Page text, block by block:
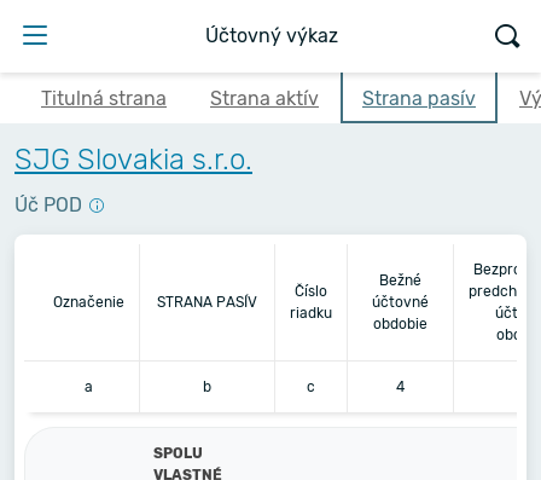
Účtovný výkaz
Titulná strana Strana aktív Strana pasív
SJG Slovakia s.r.o.
Úč POD
Označenie STRANA PASÍV
Číslo
riadku
Bežné
účtovné
obdobie
a b c 4
SPOLU
VLASTNÉ